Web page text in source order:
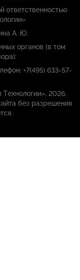
ответственностью
А. Ю.
органов (в том
+7(495) 633-57-
2026.
без разрешения